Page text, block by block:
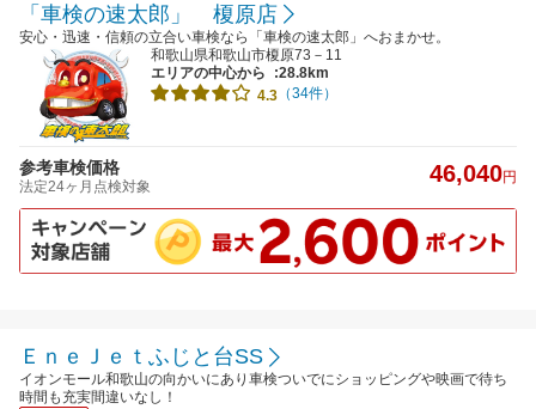
「車検の速太郎」 榎原店
安心・迅速・信頼の立合い車検なら「車検の速太郎」へおまかせ。
和歌山県和歌山市榎原73－11
エリアの中心から
:28.8km
4.3 （34件）
参考車検価格
法定24ヶ月点検対象 46,040円
ＥｎｅＪｅｔふじと台SS
イオンモール和歌山の向かいにあり車検ついでにショッピングや映画で待ち
時間も充実間違いなし！